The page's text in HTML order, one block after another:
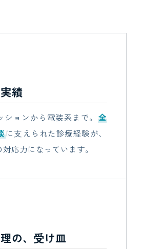
績
ョンから電装系まで。 全
に支えられた診療経験が、
応力になっています。
の、受け皿